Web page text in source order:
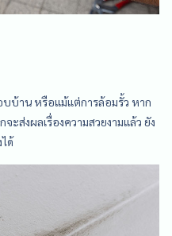
บบ้าน หรือแม้แต่การล้อมรั้ว หาก
ะส่งผลเรื่องความสวยงามแล้ว ยัง
ด้